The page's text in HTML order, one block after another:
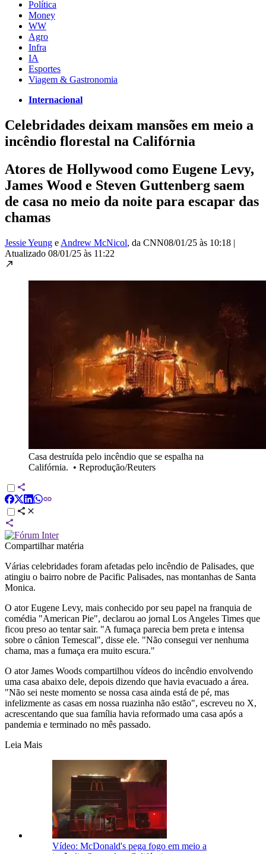
Política
Money
WW
Agro
Infra
IA
Esportes
Viagem & Gastronomia
Internacional
Celebridades deixam mansões em meio a
incêndio florestal na Califórnia
Atores de Hollywood como Eugene Levy,
James Wood e Steven Guttenberg saem
de casa no meio da noite para escapar das
chamas
Jessie Yeung e Andrew McNicol, da CNN08/01/25 às 10:18 |
Atualizado 08/01/25 às 11:22
Casa destruída pelo incêndio que se espalha na
Califórnia. • Reprodução/Reuters
Compartilhar matéria
Várias celebridades foram afetadas pelo incêndio de Palisades, que
atingiu o bairro nobre de Pacific Palisades, nas montanhas de Santa
Monica.
O ator Eugene Levy, mais conhecido por seu papel na franquia de
comédia "American Pie", declarou ao jornal Los Angeles Times que
ficou preso ao tentar sair. "A fumaça parecia bem preta e intensa
sobre o cânion Temescal", disse ele. "Não consegui ver nenhuma
chama, mas a fumaça era muito escura."
O ator James Woods compartilhou vídeos do incêndio envolvendo
uma casa abaixo dele, depois dizendo que havia evacuado a área.
"Não sei neste momento se nossa casa ainda está de pé, mas
infelizmente as casas em nossa ruazinha não estão", escreveu no X,
acrescentando que sua família havia reformado uma casa após a
pandemia e terminado no mês passado.
Leia Mais
Vídeo: McDonald's pega fogo em meio a